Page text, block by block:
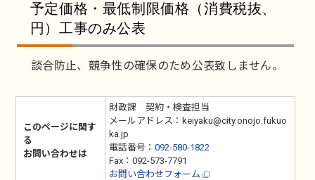
予定価格・最低制限価格（消費税抜、
円）工事のみ公表
談合防止、競争性の確保のため公表致しません。
このページに関す
る
お問い合わせは
財政課 契約・検査担当
メールアドレス：keiyaku@city.onojo.fukuo
ka.jp
電話番号： 092-580-1822
Fax：092-573-7791
お問い合わせフォーム